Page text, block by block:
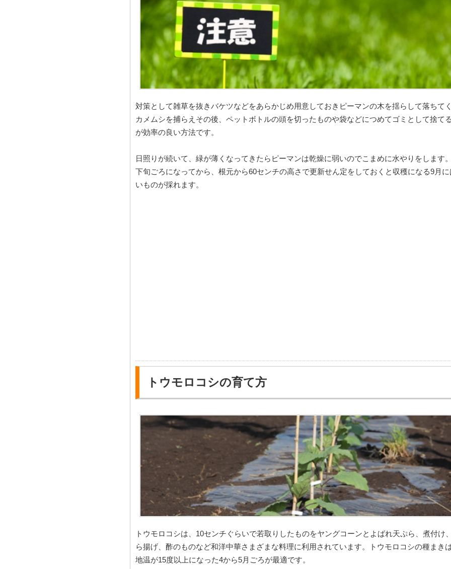
対策として雑草を抜きバケツなどをあらかじめ用意しておきピーマンの木を揺らして落ちて
カメムシを捕らえその後、ペットボトルの頭を切ったものや袋などにつめてゴミとして捨て
が効率の良い方法です。
日照りが続いて、緑が薄くなってきたらピーマンは乾燥に弱いのでこまめに水やりをします
下旬ごろになってから、根元から60センチの高さで更新せん定をしておくと収穫になる9月
いものが採れます。
トウモロコシの育て方
トウモロコシは、10センチぐらいで若取りしたものをヤングコーンとよばれ天ぷら、煮付け
ら揚げ、酢のものなど和洋中華さまざまな料理に利用されています。トウモロコシの種まき
地温が15度以上になった4から5月ごろが最適です。